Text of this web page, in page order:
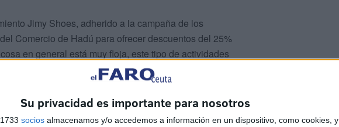
Su privacidad es importante para nosotros
socios almacenamos y/o accedemos a información en un dispositivo, como cookies, y
Jimy Shoes, adherido a la campaña de los
Comercio de Hadú para ofrecer descuentos del 25%
en general está muy floja, este tipo de actividades